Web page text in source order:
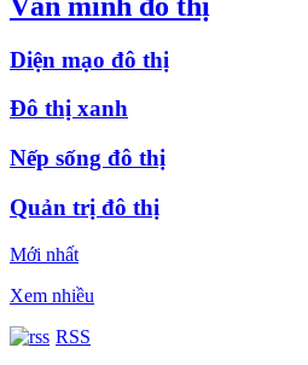
Diện mạo đô thị
Đô thị xanh
Nếp sống đô thị
Quản trị đô thị
Mới nhất
Xem nhiều
RSS